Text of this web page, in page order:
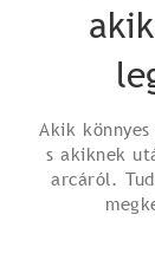
Akik
s akiknek
arcáról.